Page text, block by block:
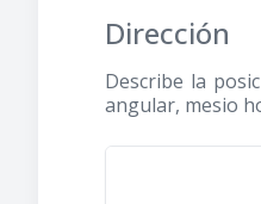
Dirección
Describe la
angular, mesio